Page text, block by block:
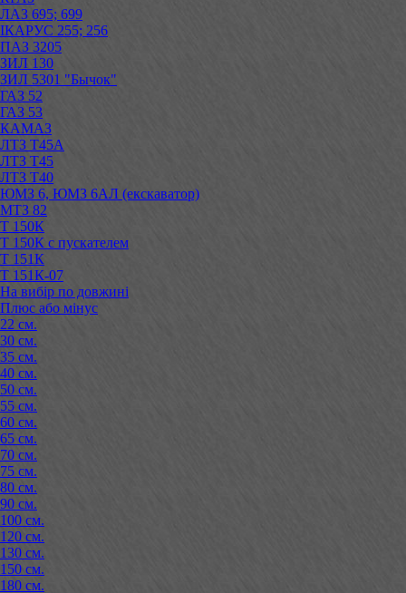
ЛАЗ 695; 699
ІКАРУС 255; 256
ПАЗ 3205
ЗИЛ 130
ЗИЛ 5301 "Бычок"
ГАЗ 52
ГАЗ 53
КАМАЗ
ЛТЗ Т45А
ЛТЗ Т45
ЛТЗ Т40
ЮМЗ 6, ЮМЗ 6АЛ (екскаватор)
МТЗ 82
Т 150К
Т 150К с пускателем
Т 151К
Т 151К-07
На вибір по довжині
Плюс або мінус
22 см.
30 см.
35 см.
40 см.
50 см.
55 см.
60 см.
65 см.
70 см.
75 см.
80 см.
90 см.
100 см.
120 см.
130 см.
150 см.
180 см.